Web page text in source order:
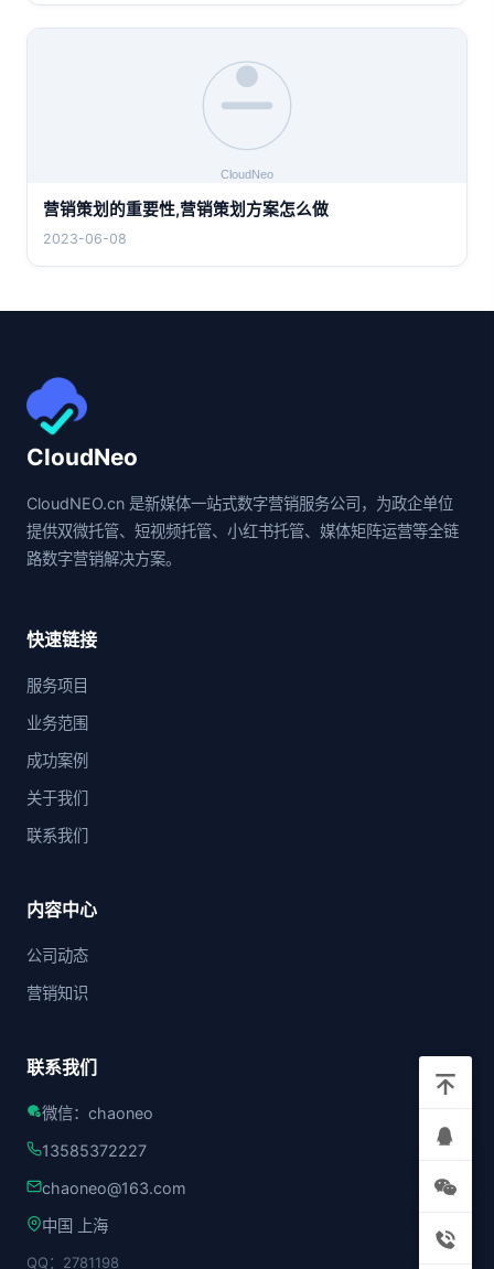
营销策划的重要性,营销策划方案怎么做
2023-06-08
CloudNeo
CloudNEO.cn 是新媒体一站式数字营销服务公司，为政企单位
提供双微托管、短视频托管、小红书托管、媒体矩阵运营等全链
路数字营销解决方案。
快速链接
服务项目
业务范围
成功案例
关于我们
联系我们
内容中心
公司动态
营销知识
联系我们
微信：chaoneo
13585372227
chaoneo@163.com
中国 上海
QQ：2781198